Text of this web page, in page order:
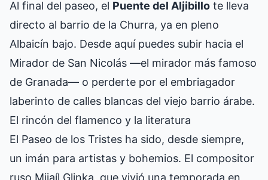
Al final del paseo, el Puente del Aljibillo te lleva
directo al barrio de la Churra, ya en pleno
Albaicín bajo. Desde aquí puedes subir hacia el
Mirador de San Nicolás —el mirador más famoso
de Granada— o perderte por el embriagador
laberinto de calles blancas del viejo barrio árabe.
El rincón del flamenco y la literatura
El Paseo de los Tristes ha sido, desde siempre,
un imán para artistas y bohemios. El compositor